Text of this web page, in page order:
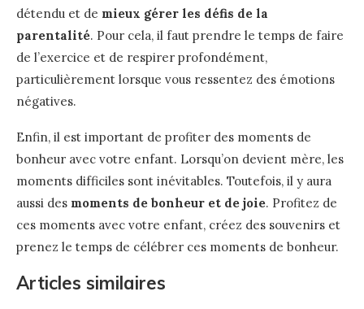
détendu et de mieux gérer les défis de la
parentalité. Pour cela, il faut prendre le temps de faire
de l’exercice et de respirer profondément,
particulièrement lorsque vous ressentez des émotions
négatives.
Enfin, il est important de profiter des moments de
bonheur avec votre enfant. Lorsqu’on devient mère, les
moments difficiles sont inévitables. Toutefois, il y aura
aussi des moments de bonheur et de joie. Profitez de
ces moments avec votre enfant, créez des souvenirs et
prenez le temps de célébrer ces moments de bonheur.
Articles similaires